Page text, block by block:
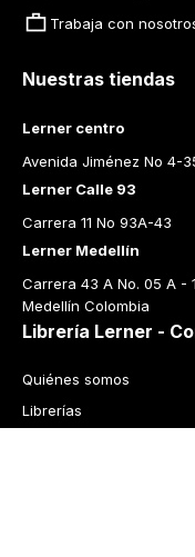
Trabaja con
Nuestras tiendas
Lerner centro
Avenida Jiménez No 4-
Lerner Calle 93
Carrera 11 No 93A-43
Lerner Medellín
Carrera 43 A No. 05 A -
Medellín Colombia
Librería Lerner -
Quiénes somos
Librerías